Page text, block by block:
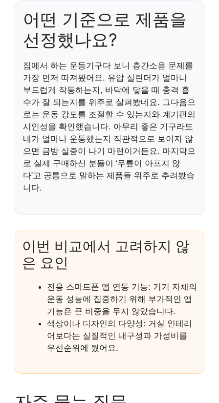
어떤 기준으로 제품을
선정했나요?
집에서 하는 운동기구다 보니 층간소음 문제를
가장 먼저 따져봤어요. 유압 실린더가 얼마나
부드럽게 작동하는지, 바닥에 닿을 때 충격 흡
수가 잘 되는지를 위주로 살펴봤네요. 그다음으
로는 운동 강도를 조절할 수 있는지와 계기판의
시인성을 확인했습니다. 아무리 좋은 기구라도
내가 얼마나 운동했는지 직관적으로 보이지 않
으면 금방 실증이 나기 마련이거든요. 마지막으
로 실제 구매하신 분들이 ‘무릎이 아프지 않
다’고 공통으로 말하는 제품들 위주로 추려봤습
니다.
이번 비교에서 고려하지 않
은 요인
전용 스마트폰 앱 연동 기능: 기기 자체의
운동 성능에 집중하기 위해 부가적인 앱
기능은 큰 비중을 두지 않았습니다.
색상이나 디자인의 다양성: 거실 인테리
어보다는 실질적인 내구성과 가성비를
우선순위에 뒀어요.